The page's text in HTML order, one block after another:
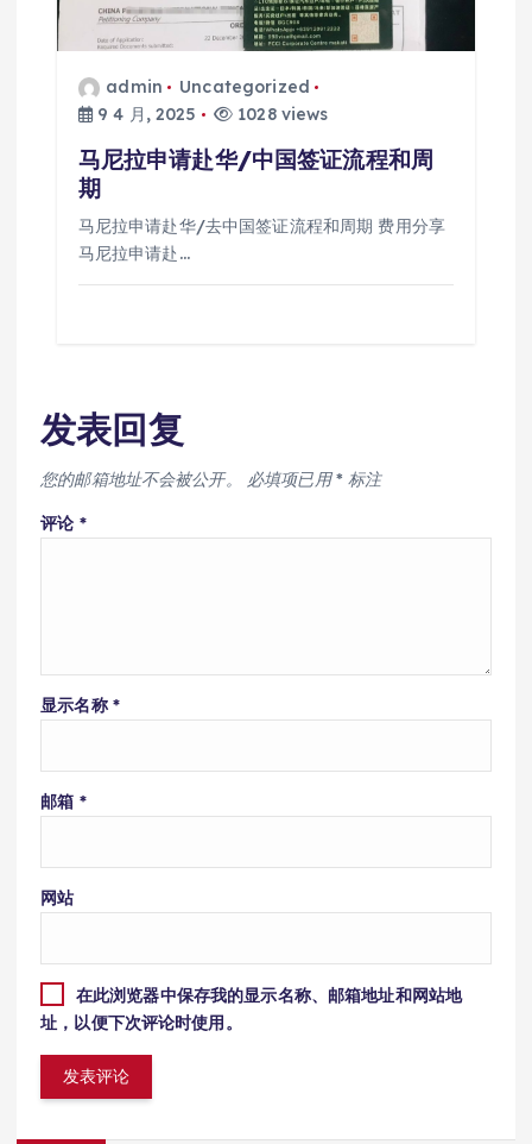
admin
Uncategorized
9 4 月, 2025
1028 views
马尼拉申请赴华/中国签证流程和周
期
马尼拉申请赴华/去中国签证流程和周期 费用分享
马尼拉申请赴…
发表回复
您的邮箱地址不会被公开。 必填项已用* 标注
评论 *
显示名称 *
邮箱 *
网站
在此浏览器中保存我的显示名称、邮箱地址和网站地
址，以便下次评论时使用。